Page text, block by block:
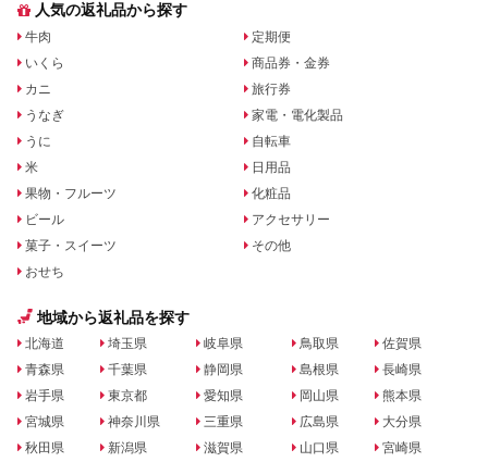
人気の返礼品から探す
牛肉
いくら
カニ
うなぎ
うに
米
果物・フルーツ
ビール
菓子・スイーツ
おせち
定期便
商品券・金券
旅行券
家電・電化製品
自転車
日用品
化粧品
アクセサリー
その他
地域から返礼品を探す
北海道
青森県
岩手県
宮城県
秋田県
埼玉県
千葉県
東京都
神奈川県
新潟県
岐阜県
静岡県
愛知県
三重県
滋賀県
鳥取県
島根県
岡山県
広島県
山口県
佐賀県
長崎県
熊本県
大分県
宮崎県